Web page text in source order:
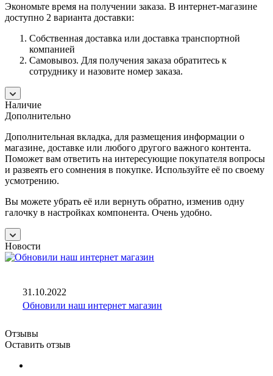
Экономьте время на получении заказа. В интернет-магазине
доступно 2 варианта доставки:
Собственная доставка или доставка транспортной
компанией
Самовывоз. Для получения заказа обратитесь к
сотруднику и назовите номер заказа.
Наличие
Дополнительно
Дополнительная вкладка, для размещения информации о
магазине, доставке или любого другого важного контента.
Поможет вам ответить на интересующие покупателя вопросы
и развеять его сомнения в покупке. Используйте её по своему
усмотрению.
Вы можете убрать её или вернуть обратно, изменив одну
галочку в настройках компонента. Очень удобно.
Новости
31.10.2022
Обновили наш интернет магазин
Отзывы
Оставить отзыв